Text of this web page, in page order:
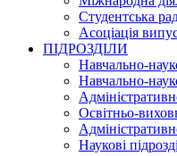
Студентська
Асоціація
ПІДРОЗДІЛИ
Навчально-
Навчально-
Освітньо-
Наукові